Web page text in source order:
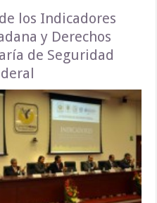
los Indicadores
y Derechos
de Seguridad